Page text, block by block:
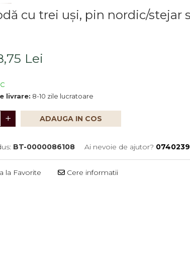
cu trei uşi, pin nordic/stejar
Lei
livrare: 8-10 zile lucratoare
ADAUGA IN COS
BT-0000086108 Ai nevoie de ajutor?
la Favorite Cere informatii